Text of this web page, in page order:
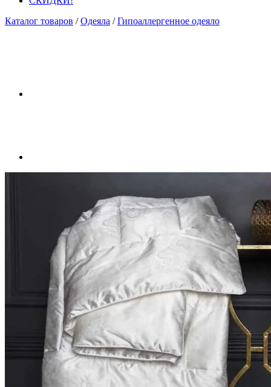
Каталог товаров / Одеяла / Гипоаллергенное одеяло